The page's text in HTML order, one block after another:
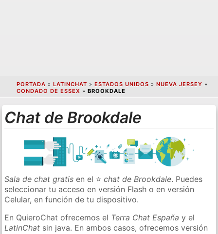
PORTADA » LATINCHAT » ESTADOS UNIDOS » NUEVA JERSEY »
CONDADO DE ESSEX » BROOKDALE
Chat de Brookdale
Sala de chat gratis en el ⭐chat de Brookdale. Puedes
seleccionar tu acceso en versión Flash o en versión
Celular, en función de tu dispositivo.
En QuieroChat ofrecemos el Terra Chat España y el
LatinChat sin java. En ambos casos, ofrecemos versión